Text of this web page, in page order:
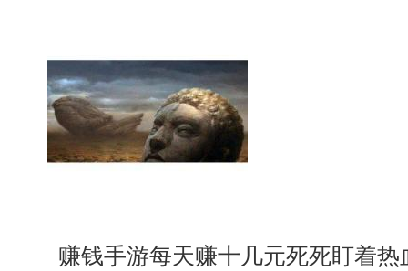
赚钱手游每天赚十几元死死盯着